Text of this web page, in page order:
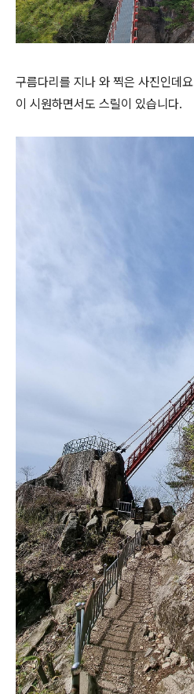
구름다리를 지나 와 찍은 사진인데
이 시원하면서도 스릴이 있습니다.